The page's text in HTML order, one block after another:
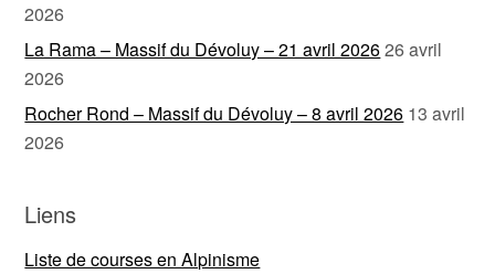
2026
La Rama – Massif du Dévoluy – 21 avril 202626 avril
2026
Rocher Rond – Massif du Dévoluy – 8 avril 2026 13 avril
2026
Liens
Liste de courses en Alpinisme